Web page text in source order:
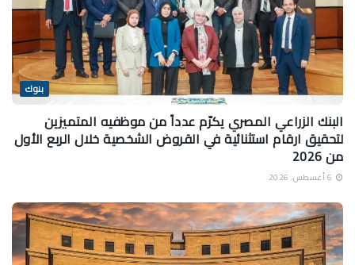
بنوك
البنك الزراعي المصري يكرّم عدداً من موظفيه المتميزين
لتحقيق ارقام استثنائية في القروض الشخصية خلال الربع الأول
من 2026